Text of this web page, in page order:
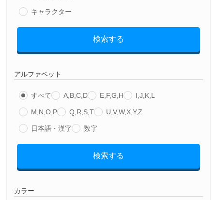
キャラクター
検索する
アルファベット
すべて A,B,C,D E,F,G,H I,J,K,L
M,N,O,P Q,R,S,T U,V,W,X,Y,Z
日本語・漢字 数字
検索する
カラー